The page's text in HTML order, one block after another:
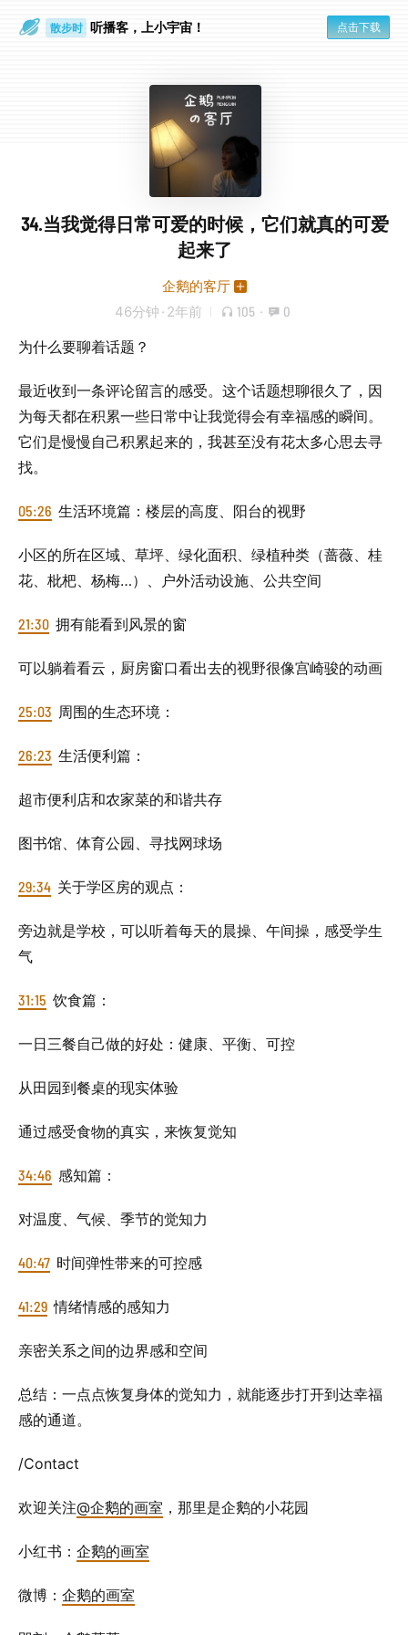
散步时 听播客，上小宇宙！ 点击下载
34.当我觉得日常可爱的时候，它们就真的可爱
起来了
企鹅的客厅
46分钟 · 2年前 105 · 0
为什么要聊着话题？
最近收到一条评论留言的感受。这个话题想聊很久了，因
为每天都在积累一些日常中让我觉得会有幸福感的瞬间。
它们是慢慢自己积累起来的，我甚至没有花太多心思去寻
找。
05:26 生活环境篇：楼层的高度、阳台的视野
小区的所在区域、草坪、绿化面积、绿植种类（蔷薇、桂
花、枇杷、杨梅…）、户外活动设施、公共空间
21:30 拥有能看到风景的窗
可以躺着看云，厨房窗口看出去的视野很像宫崎骏的动画
25:03 周围的生态环境：
26:23 生活便利篇：
超市便利店和农家菜的和谐共存
图书馆、体育公园、寻找网球场
29:34 关于学区房的观点：
旁边就是学校，可以听着每天的晨操、午间操，感受学生
气
31:15 饮食篇：
一日三餐自己做的好处：健康、平衡、可控
从田园到餐桌的现实体验
通过感受食物的真实，来恢复觉知
34:46 感知篇：
对温度、气候、季节的觉知力
40:47 时间弹性带来的可控感
41:29 情绪情感的感知力
亲密关系之间的边界感和空间
总结：一点点恢复身体的觉知力，就能逐步打开到达幸福
感的通道。
/Contact
欢迎关注@企鹅的画室 ，那里是企鹅的小花园
小红书： 企鹅的画室
微博： 企鹅的画室